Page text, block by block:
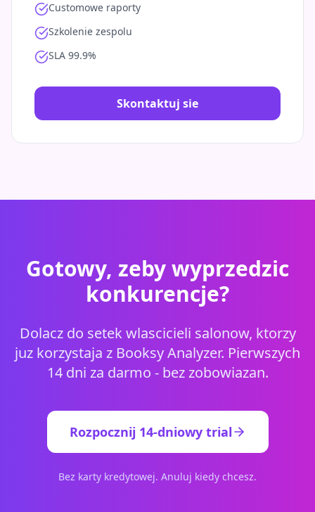
Customowe raporty
Szkolenie zespolu
SLA 99.9%
Skontaktuj sie
Gotowy, zeby wyprzedzic
konkurencje?
Dolacz do setek wlascicieli salonow, ktorzy
juz korzystaja z Booksy Analyzer. Pierwszych
14 dni za darmo - bez zobowiazan.
Rozpocznij 14-dniowy trial
Bez karty kredytowej. Anuluj kiedy chcesz.